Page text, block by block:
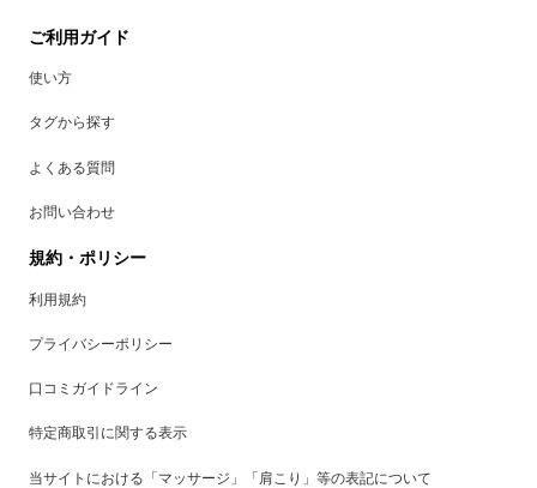
ご利用ガイド
使い方
タグから探す
よくある質問
お問い合わせ
規約・ポリシー
利用規約
プライバシーポリシー
口コミガイドライン
特定商取引に関する表示
当サイトにおける「マッサージ」「肩こり」等の表記について